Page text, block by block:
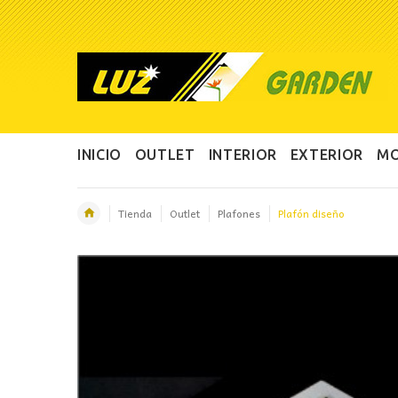
INICIO OUTLET INTERIOR EXTERIOR
Tienda Outlet Plafones Plafón diseño